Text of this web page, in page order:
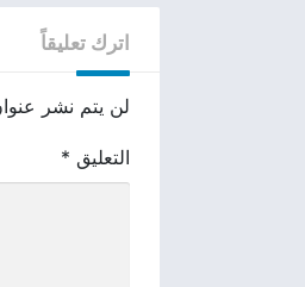
اترك تعليقاً
لن يتم نشر
التعليق *